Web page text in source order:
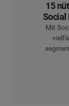
15
Social
Mit